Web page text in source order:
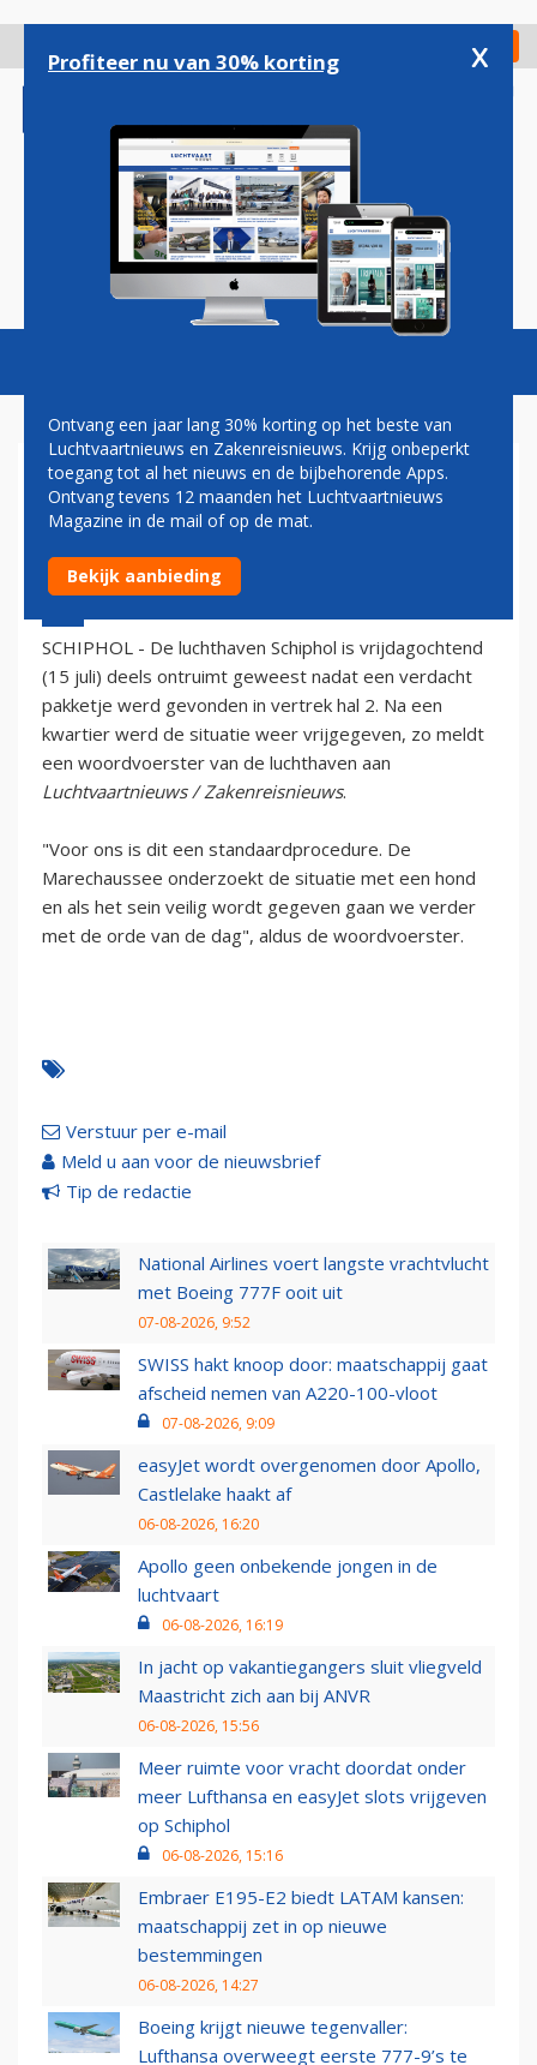
gaan
Check in
Magazine Podcasts Vacatures
LOOS ALARM SCHIPHOL
CENTRUM
15 juli 2005 - 2:00
SCHIPHOL - De luchthaven Schiphol is vrijdagochtend
(15 juli) deels ontruimt geweest nadat een verdacht
pakketje werd gevonden in vertrek hal 2. Na een
kwartier werd de situatie weer vrijgegeven, zo meldt
een woordvoerster van de luchthaven aan
Luchtvaartnieuws / Zakenreisnieuws.
"Voor ons is dit een standaardprocedure. De
Marechaussee onderzoekt de situatie met een hond
en als het sein veilig wordt gegeven gaan we verder
met de orde van de dag", aldus de woordvoerster.
Verstuur per e-mail
Meld u aan voor de nieuwsbrief
Tip de redactie
National Airlines voert langste vrachtvlucht
met Boeing 777F ooit uit
07-08-2026, 9:52
SWISS hakt knoop door: maatschappij gaat
afscheid nemen van A220-100-vloot
07-08-2026, 9:09
easyJet wordt overgenomen door Apollo,
Castlelake haakt af
06-08-2026, 16:20
Apollo geen onbekende jongen in de
luchtvaart
06-08-2026, 16:19
In jacht op vakantiegangers sluit vliegveld
Maastricht zich aan bij ANVR
06-08-2026, 15:56
Meer ruimte voor vracht doordat onder
meer Lufthansa en easyJet slots vrijgeven
op Schiphol
06-08-2026, 15:16
Embraer E195-E2 biedt LATAM kansen:
maatschappij zet in op nieuwe
bestemmingen
06-08-2026, 14:27
Boeing krijgt nieuwe tegenvaller:
Lufthansa overweegt eerste 777-9’s te
Profiteer nu van 30% korting x
Ontvang een jaar lang 30% korting op het beste van
Luchtvaartnieuws en Zakenreisnieuws. Krijg onbeperkt
toegang tot al het nieuws en de bijbehorende Apps.
Ontvang tevens 12 maanden het Luchtvaartnieuws
Magazine in de mail of op de mat.
Bekijk aanbieding